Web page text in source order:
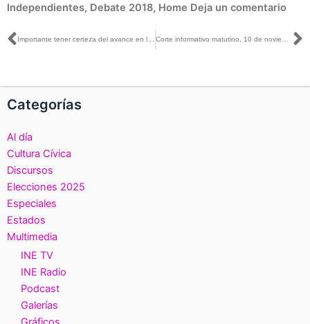
Independientes, Debate 2018, Home Deja un comentario
Ant
Categorías
Al día
Cultura Cívica
Discursos
Elecciones 2025
Especiales
Estados
Multimedia
INE TV
INE Radio
Podcast
Galerías